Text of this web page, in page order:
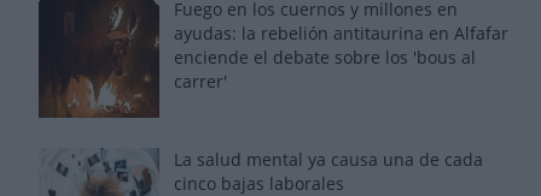
Fuego en los cuernos y millones en
ayudas: la rebelión antitaurina en Alfafar
enciende el debate sobre los 'bous al
carrer'
La salud mental ya causa una de cada
cinco bajas laborales